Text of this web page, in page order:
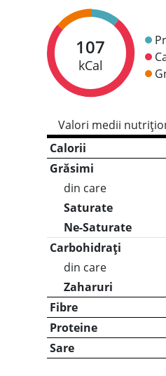
107
kCal
Valori medii
Calorii
Grăsimi
din care
Saturate
Ne-Saturate
Carbohidrați
din care
Zaharuri
Fibre
Proteine
Sare